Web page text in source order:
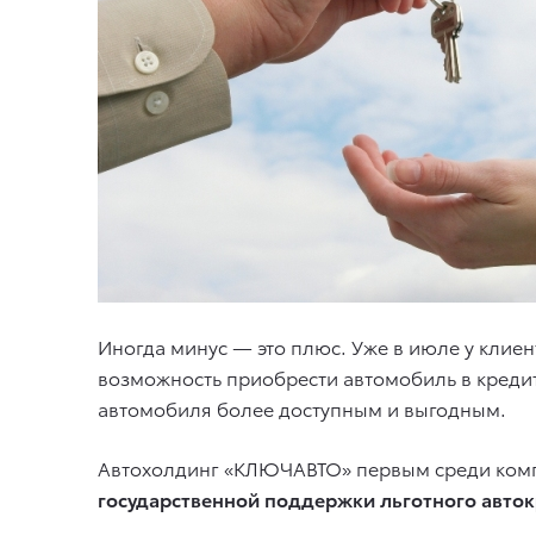
Иногда минус — это плюс. Уже в июле у
возможность приобрести автомобиль в
автомобиля более доступным и выгодным.
Автохолдинг «КЛЮЧАВТО» первым среди
государственной поддержки льготного